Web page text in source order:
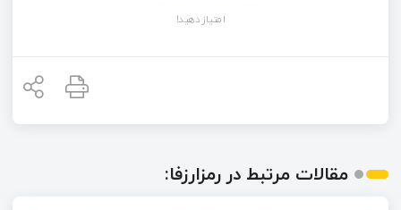
امتیاز دهید!
مقالات مرتبط در رمزارزفا: